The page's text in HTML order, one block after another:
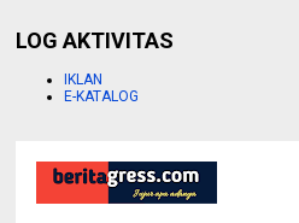
LOG AKTIVITAS
IKLAN
E-KATALOG